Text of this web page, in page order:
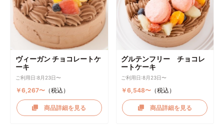
ヴィーガン チョコレートケ
ーキ
ご利用日:8月23日〜
￥6,267〜（税込）
商品詳細を見る
グルテンフリー チョコレ
ートケーキ
ご利用日:8月23日〜
￥6,548〜 （税込）
商品詳細を見る